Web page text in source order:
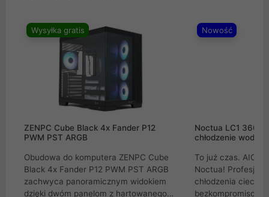
Wysyłka gratis
ZENPC Cube Black 4x Fander P12
PWM PST ARGB
Obudowa do komputera ZENPC Cube
Black 4x Fander P12 PWM PST ARGB
zachwyca panoramicznym widokiem
dzięki dwóm panelom z hartowanego
Nowość
Noctua LC1
chłodzenie wodne
To już czas. AIO
Noctua!
chłodzenia cieczą